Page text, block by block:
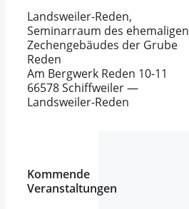
Landsweiler-Reden,
Seminarraum des ehemaligen
Zechengebäudes der Grube
Reden
Am Bergwerk Reden 10-11
66578 Schiffweiler —
Landsweiler-Reden
Kommende
Veranstaltungen